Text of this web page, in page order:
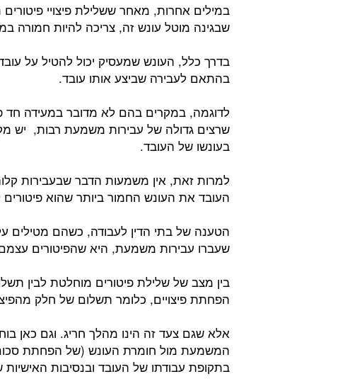
במילים אחרות, מאחר ששלילת פיצויי
שבגינה מוטל עונש זה, צריכה להיות חמורה
בדרך כלל, העונש שמעסיק יכול להטיל על
בהתאם לעבירה שביצע אותו עובד.
לדוגמה, במקרים בהם לא מדובר במעידה חד
שרצים גדולה של עבירות משמעת רבות, יש
בעונשו של העובד.
למרות זאת, אין משמעות הדבר שבעבירות
העובד את העונש החמור ביותר שהוא פיטורים
הטענה של בתי הדין לעבודה, כשהם מטילים
שעברו עבירות משמעת, היא שהפיטורים
בין מצב של שלילת פיטורים מוחלטת לבין
הפחתת פיצויים, כלומר תשלום של חלק
אלא שגם צעד זה הינו מהלך חריג. וגם כאן
המשמעת מול חומרת העונש (של הפחתת סכום
בתקופת עבודתו של העובד ובנסיבות האישיות